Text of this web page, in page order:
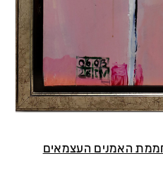
האמנים העצמאים